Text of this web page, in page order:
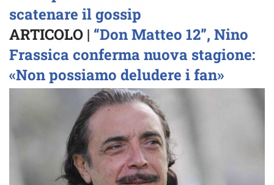
scatenare il gossip
ARTICOLO | “Don Matteo 12”, Nino
Frassica conferma nuova stagione:
«Non possiamo deludere i fan»